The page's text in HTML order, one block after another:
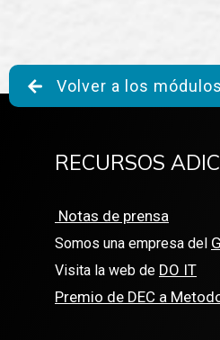
Volver a los módulos
RECURSOS
Notas de prensa
Somos una empresa del
Visita la web de DO IT
Premio de DEC a